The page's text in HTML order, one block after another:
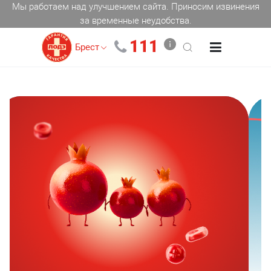
Мы работаем над улучшением сайта. Приносим извинения
за временные неудобства.
Брест 111